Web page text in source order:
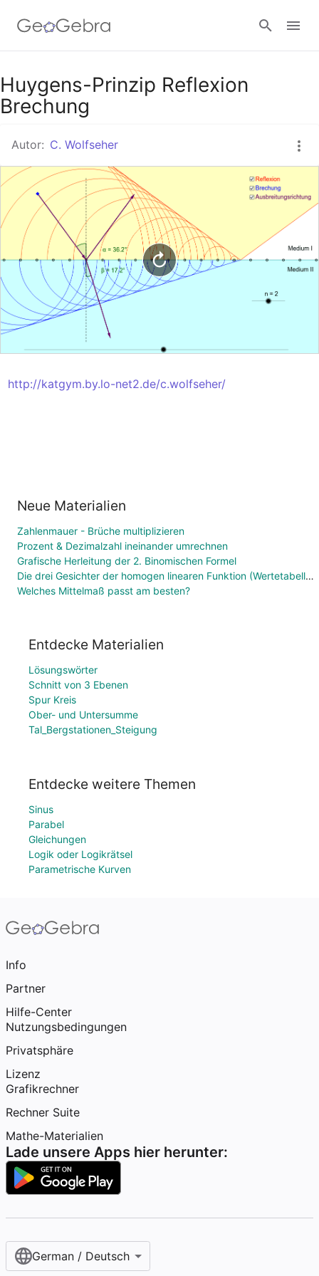
Google Classroom
Anmelden
Huygens-Prinzip Reflexion
Brechung
Autor: C. Wolfseher
http://katgym.by.lo-net2.de/c.wolfseher/
Neue Materialien
Zahlenmauer - Brüche multiplizieren
Prozent & Dezimalzahl ineinander umrechnen
Grafische Herleitung der 2. Binomischen Formel
Die drei Gesichter der homogen linearen Funktion (Wertetabelle, Funktionsgleichung, Graph)
Welches Mittelmaß passt am besten?
Entdecke Materialien
Lösungswörter
Schnitt von 3 Ebenen
Spur Kreis
Ober- und Untersumme
Tal_Bergstationen_Steigung
Entdecke weitere Themen
Sinus
Parabel
Gleichungen
Logik oder Logikrätsel
Parametrische Kurven
Info
Partner
Hilfe-Center
Nutzungsbedingungen
Privatsphäre
Lizenz
Grafikrechner
Rechner Suite
Mathe-Materialien
Lade unsere Apps hier herunter:
German / Deutsch